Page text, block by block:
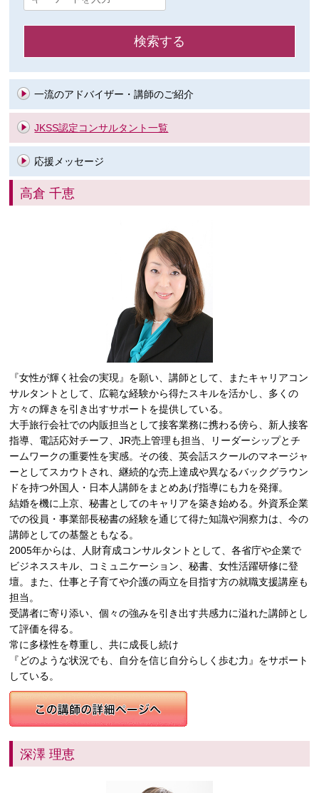
一流のアドバイザー・講師のご紹介
JKSS認定コンサルタント一覧
応援メッセージ
高倉 千恵
『女性が輝く社会の実現』を願い、講師として、またキャリアコン
サルタントとして、広範な経験から得たスキルを活かし、多くの
方々の輝きを引き出すサポートを提供している。
大手旅行会社での内販担当として接客業務に携わる傍ら、新人接客
指導、電話応対チーフ、JR売上管理も担当、リーダーシップとチ
ームワークの重要性を実感。その後、英会話スクールのマネージャ
ーとしてスカウトされ、継続的な売上達成や異なるバックグラウン
ドを持つ外国人・日本人講師をまとめあげ指導にも力を発揮。
結婚を機に上京、秘書としてのキャリアを築き始める。外資系企業
での役員・事業部長秘書の経験を通じて得た知識や洞察力は、今の
講師としての基盤ともなる。
2005年からは、人財育成コンサルタントとして、各省庁や企業で
ビジネススキル、コミュニケーション、秘書、女性活躍研修に登
壇。また、仕事と子育てや介護の両立を目指す方の就職支援講座も
担当。
受講者に寄り添い、個々の強みを引き出す共感力に溢れた講師とし
て評価を得る。
常に多様性を尊重し、共に成長し続け
『どのような状況でも、自分を信じ自分らしく歩む力』をサポート
している。
深澤 理恵